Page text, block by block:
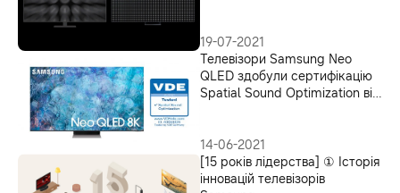
19-07-2021
Телевізори Samsung Neo
QLED здобули сертифікацію
Spatial Sound Optimization від
14-06-2021
[15 років лідерства] ① Історія
інновацій телевізорів